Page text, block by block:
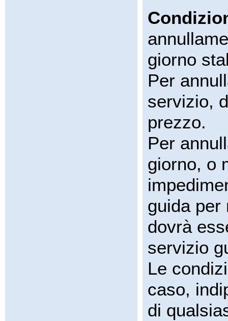
giorno
Per
servizio,
prezzo.
Per
giorno, o
guida per
dovrà
servizio
Le
caso,
di